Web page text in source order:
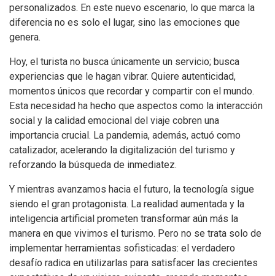
personalizados. En este nuevo escenario, lo que marca la
diferencia no es solo el lugar, sino las emociones que
genera.
Hoy, el turista no busca únicamente un servicio; busca
experiencias que le hagan vibrar. Quiere autenticidad,
momentos únicos que recordar y compartir con el mundo.
Esta necesidad ha hecho que aspectos como la interacción
social y la calidad emocional del viaje cobren una
importancia crucial. La pandemia, además, actuó como
catalizador, acelerando la digitalización del turismo y
reforzando la búsqueda de inmediatez.
Y mientras avanzamos hacia el futuro, la tecnología sigue
siendo el gran protagonista. La realidad aumentada y la
inteligencia artificial prometen transformar aún más la
manera en que vivimos el turismo. Pero no se trata solo de
implementar herramientas sofisticadas: el verdadero
desafío radica en utilizarlas para satisfacer las crecientes